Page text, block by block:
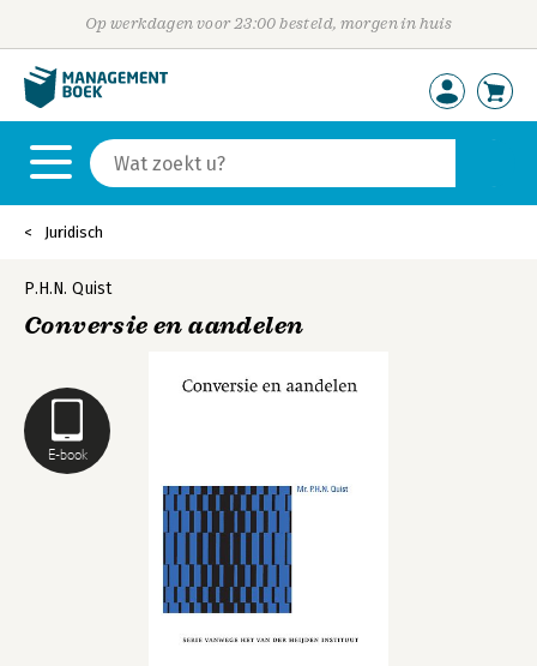
Op werkdagen voor 23:00 besteld, morgen in huis
Juridisch
E-book
P.H.N. Quist
Conversie en aandelen